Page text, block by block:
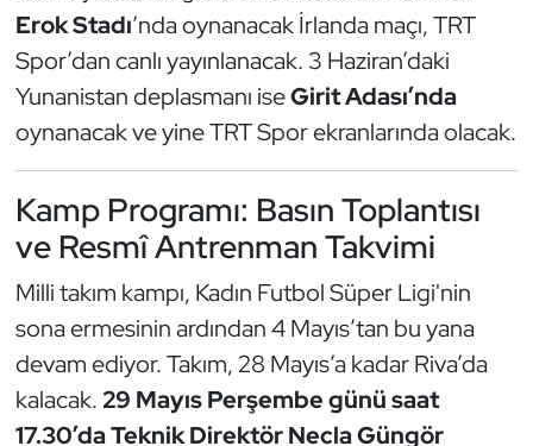
Erok Stadı’nda oynanacak İrlanda maçı, TRT
Spor’dan canlı yayınlanacak. 3 Haziran’daki
Yunanistan deplasmanı iseGirit Adası’nda
oynanacak ve yine TRT Spor ekranlarında olacak.
Kamp Programı: Basın Toplantısı
ve Resmî Antrenman Takvimi
Milli takım kampı, Kadın Futbol Süper Ligi'nin
sona ermesinin ardından 4 Mayıs’tan bu yana
devam ediyor. Takım, 28 Mayıs’a kadar Riva’da
kalacak. 29 Mayıs Perşembe günü saat
17.30’da Teknik Direktör Necla Güngör
Kick Boks
Kürek
Masa Tenisi
Motor Sporları
Okçuluk
Optimist